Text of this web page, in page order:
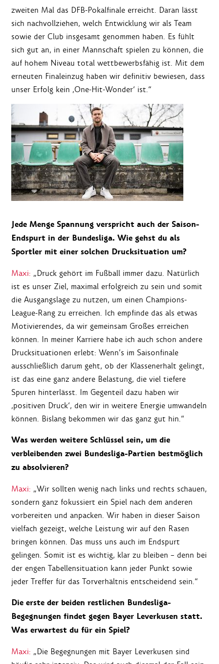
zweiten Mal das DFB-Pokalfinale erreicht. Daran lässt
sich nachvollziehen, welch Entwicklung wir als Team
sowie der Club insgesamt genommen haben. Es fühlt
sich gut an, in einer Mannschaft spielen zu können, die
auf hohem Niveau total wettbewerbsfähig ist. Mit dem
erneuten Finaleinzug haben wir definitiv bewiesen, dass
unser Erfolg kein ‚One-Hit-Wonder‘ ist.“
Jede Menge Spannung verspricht auch der Saison-
Endspurt in der Bundesliga. Wie gehst du als
Sportler mit einer solchen Drucksituation um?
Maxi: „Druck gehört im Fußball immer dazu. Natürlich
ist es unser Ziel, maximal erfolgreich zu sein und somit
die Ausgangslage zu nutzen, um einen Champions-
League-Rang zu erreichen. Ich empfinde das als etwas
Motivierendes, da wir gemeinsam Großes erreichen
können. In meiner Karriere habe ich auch schon andere
Drucksituationen erlebt: Wenn’s im Saisonfinale
ausschließlich darum geht, ob der Klassenerhalt gelingt,
ist das eine ganz andere Belastung, die viel tiefere
Spuren hinterlässt. Im Gegenteil dazu haben wir
‚positiven Druck‘, den wir in weitere Energie umwandeln
können. Bislang bekommen wir das ganz gut hin.“
Was werden weitere Schlüssel sein, um die
verbleibenden zwei Bundesliga-Partien bestmöglich
zu absolvieren?
Maxi: „Wir sollten wenig nach links und rechts schauen,
sondern ganz fokussiert ein Spiel nach dem anderen
vorbereiten und anpacken. Wir haben in dieser Saison
vielfach gezeigt, welche Leistung wir auf den Rasen
bringen können. Das muss uns auch im Endspurt
gelingen. Somit ist es wichtig, klar zu bleiben – denn bei
der engen Tabellensituation kann jeder Punkt sowie
jeder Treffer für das Torverhältnis entscheidend sein.“
Die erste der beiden restlichen Bundesliga-
Begegnungen findet gegen Bayer Leverkusen statt.
Was erwartest du für ein Spiel?
Maxi: „Die Begegnungen mit Bayer Leverkusen sind